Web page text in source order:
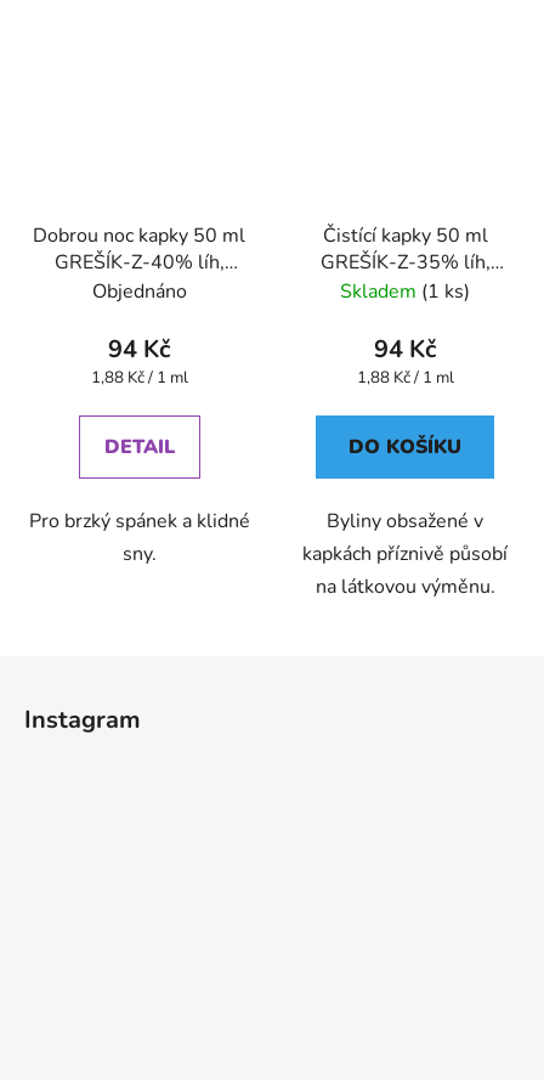
Dobrou noc kapky 50 ml
GREŠÍK-Z-40% líh,
Devatero bylin kapky
Objednáno
94 Kč
Měrná
1,88 Kč / 1 ml
DETAIL
Pro brzký spánek a klidné
sny.
Čistící kapky 50 ml
GREŠÍK-Z-35% líh,
Devatero bylin kapky
Skladem (1 ks)
94 Kč
Měrná
1,88 Kč / 1 ml
DO KOŠÍKU
Byliny obsažené v
kapkách příznivě působí
na látkovou výměnu.
Instagram